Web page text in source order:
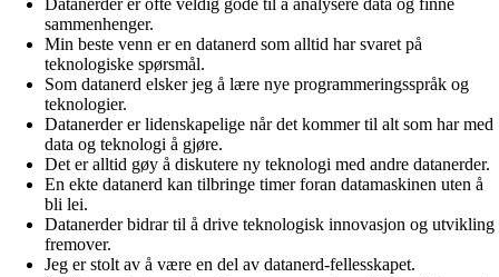
sammenhenger.
Min beste venn er en datanerd som alltid har svaret på
teknologiske spørsmål.
Som datanerd elsker jeg å lære nye programmeringsspråk og
teknologier.
Datanerder er lidenskapelige når det kommer til alt som har med
data og teknologi å gjøre.
Det er alltid gøy å diskutere ny teknologi med andre datanerder.
En ekte datanerd kan tilbringe timer foran datamaskinen uten å
bli lei.
Datanerder bidrar til å drive teknologisk innovasjon og utvikling
fremover.
Jeg er stolt av å være en del av datanerd-fellesskapet.